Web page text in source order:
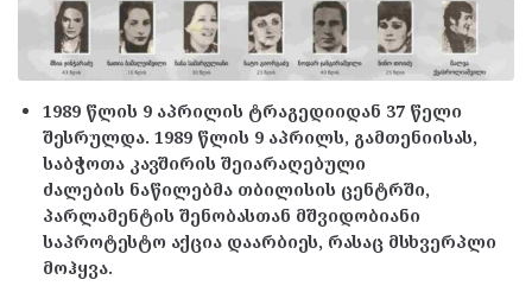
1989 წლის 9 აპრილის ტრაგედიიდან 37 წელი
შესრულდა. 1989 წლის 9 აპრილს, გამთენიისას,
საბჭოთა კავშირის შეიარაღებული
ძალების ნაწილებმა თბილისის ცენტრში,
პარლამენტის შენობასთან მშვიდობიანი
საპროტესტო აქცია დაარბიეს, რასაც მსხვერპლი
მოჰყვა.